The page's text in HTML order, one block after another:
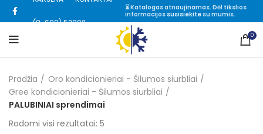
(8-699) 52002
⏳ Katalogas atnaujinamas. Dėl tikslios
informacijos susisiekitesu mumis.
0
Pradžia
Oro kondicionieriai - Šilumos siurbliai
Gree kondicionieriai - Šilumos siurbliai
PALUBINIAI sprendimai
Rodomi visi rezultatai: 5